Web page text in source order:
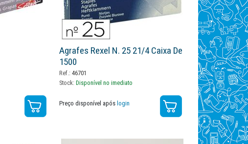
Agrafes Rexel N. 25 21/4 Caixa De
1500
Ref.: 46701
Stock:Disponível no imediato
Preço disponível apóslogin